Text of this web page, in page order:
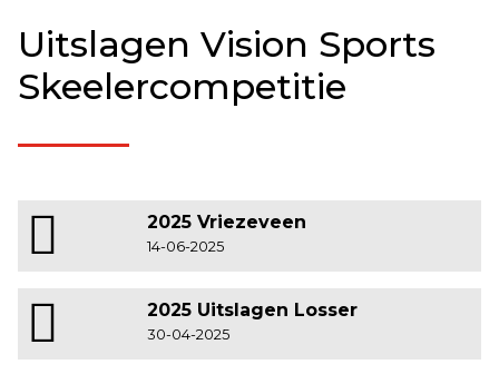
Uitslagen Vision Sports
Skeelercompetitie
2025 Vriezeveen
14-06-2025
2025 Uitslagen Losser
30-04-2025